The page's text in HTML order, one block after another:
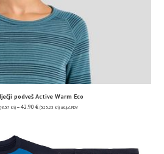
podveš Active Warm Eco
kn) –42.90 € (323.23 kn) uključ. PDV